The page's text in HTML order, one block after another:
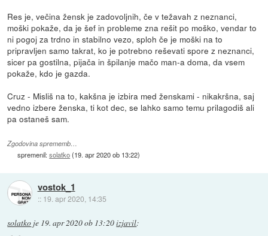
Res je, večina žensk je zadovoljnih, če v težavah z neznanci,
moški pokaže, da je šef in probleme zna rešit po moško, vendar to
ni pogoj za trdno in stabilno vezo, sploh če je moški na to
pripravljen samo takrat, ko je potrebno reševati spore z neznanci,
sicer pa gostilna, pijača in špilanje mačo man-a doma, da vsem
pokaže, kdo je gazda.
Cruz - Misliš na to, kakšna je izbira med ženskami - nikakršna, saj
vedno izbere ženska, ti kot dec, se lahko samo temu prilagodiš ali
pa ostaneš sam.
Zgodovina sprememb…
spremenil:solatko(19. apr 2020 ob 13:22)
vostok_1
:: 19. apr 2020, 14:35
solatko je 19. apr 2020 ob 13:20izjavil: